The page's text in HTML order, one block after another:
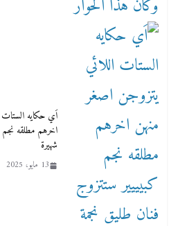
اَي حكايه
اخرهم مطلقه نجم
شهيرة
13 مايو، 2025